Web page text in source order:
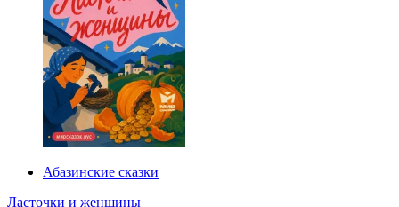
Абазинские сказки
Ласточки и женщины